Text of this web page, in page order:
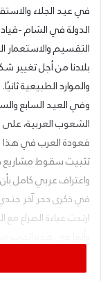
في عيد الجلاء
الدولة في الشام -
التقسيم والاستعمار
بلادنا من أجل تغيير
والموارد الطبيعية ثانيًا.
وفي العيد السابع
الشعوب العربية،
فعودة العرب في هذا
تثبيت سقوط مشاريع
واعتراف عربي كامل
في ذكرى دحر آخر
ارتدت عباءة الصراع
مختلف كيانات